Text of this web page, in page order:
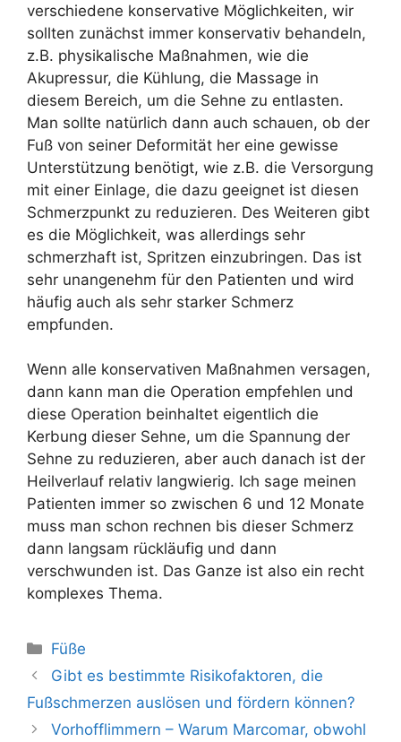
verschiedene konservative Möglichkeiten, wir
sollten zunächst immer konservativ behandeln,
z.B. physikalische Maßnahmen, wie die
Akupressur, die Kühlung, die Massage in
diesem Bereich, um die Sehne zu entlasten.
Man sollte natürlich dann auch schauen, ob der
Fuß von seiner Deformität her eine gewisse
Unterstützung benötigt, wie z.B. die Versorgung
mit einer Einlage, die dazu geeignet ist diesen
Schmerzpunkt zu reduzieren. Des Weiteren gibt
es die Möglichkeit, was allerdings sehr
schmerzhaft ist, Spritzen einzubringen. Das ist
sehr unangenehm für den Patienten und wird
häufig auch als sehr starker Schmerz
empfunden.
Wenn alle konservativen Maßnahmen versagen,
dann kann man die Operation empfehlen und
diese Operation beinhaltet eigentlich die
Kerbung dieser Sehne, um die Spannung der
Sehne zu reduzieren, aber auch danach ist der
Heilverlauf relativ langwierig. Ich sage meinen
Patienten immer so zwischen 6 und 12 Monate
muss man schon rechnen bis dieser Schmerz
dann langsam rückläufig und dann
verschwunden ist. Das Ganze ist also ein recht
komplexes Thema.
Kategorien
Füße
Gibt es bestimmte Risikofaktoren, die
Fußschmerzen auslösen und fördern können?
Vorhofflimmern – Warum Marcomar, obwohl